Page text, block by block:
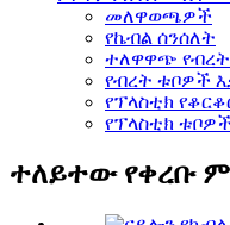
መለዋወጫዎች
የኬብል ሰንሰለት
ተለዋዋጭ
የብረት ቱቦዎች
የፕላስቲክ
የፕላስቲክ
ተለይተው የቀረቡ